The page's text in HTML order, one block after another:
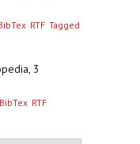
RTF Tagged
3
BibTex RTF